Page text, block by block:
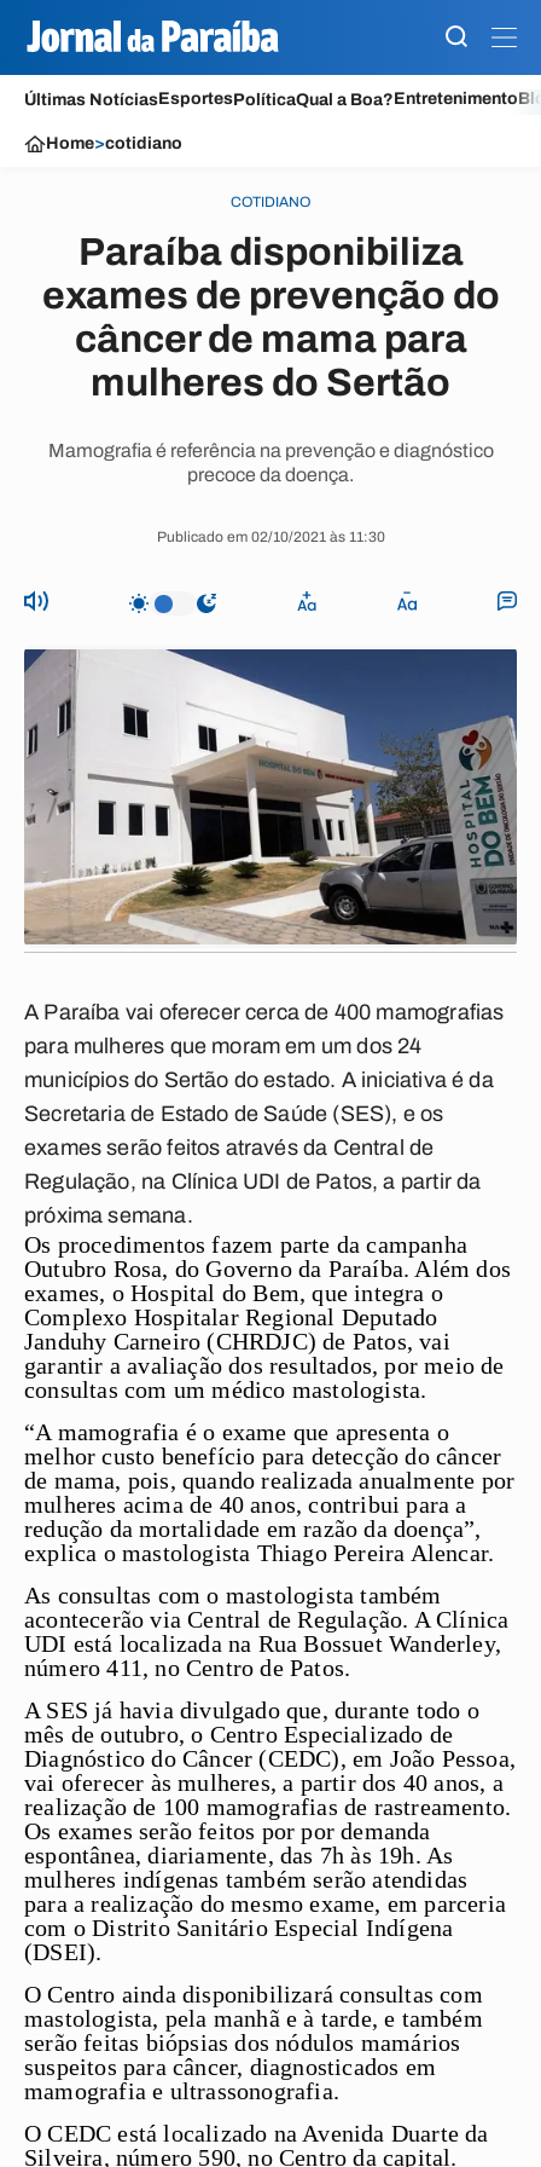
Últimas NotíciasEsportesPolíticaQual a Boa?Entretenimento
Home>cotidiano
COTIDIANO
Paraíba disponibiliza
exames de prevenção do
câncer de mama para
mulheres do Sertão
Mamografia é referência na prevenção e diagnóstico
precoce da doença.
Publicado em 02/10/2021 às 11:30
A Paraíba vai oferecer cerca de 400 mamografias
para mulheres que moram em um dos 24
municípios do Sertão do estado. A iniciativa é da
Secretaria de Estado de Saúde (SES), e os
exames serão feitos através da Central de
Regulação, na Clínica UDI de Patos, a partir da
próxima semana.
Os procedimentos fazem parte da campanha
Outubro Rosa, do Governo da Paraíba. Além dos
exames, o Hospital do Bem, que integra o
Complexo Hospitalar Regional Deputado
Janduhy Carneiro (CHRDJC) de Patos, vai
garantir a avaliação dos resultados, por meio de
consultas com um médico mastologista.
“A mamografia é o exame que apresenta o
melhor custo benefício para detecção do câncer
de mama, pois, quando realizada anualmente por
mulheres acima de 40 anos, contribui para a
redução da mortalidade em razão da doença”,
explica o mastologista Thiago Pereira Alencar.
As consultas com o mastologista também
acontecerão via Central de Regulação. A Clínica
UDI está localizada na Rua Bossuet Wanderley,
número 411, no Centro de Patos.
A SES já havia divulgado que, durante todo o
mês de outubro, o Centro Especializado de
Diagnóstico do Câncer (CEDC), em João Pessoa,
vai oferecer às mulheres, a partir dos 40 anos, a
realização de 100 mamografias de rastreamento.
Os exames serão feitos por por demanda
espontânea, diariamente, das 7h às 19h. As
mulheres indígenas também serão atendidas
para a realização do mesmo exame, em parceria
com o Distrito Sanitário Especial Indígena
(DSEI).
O Centro ainda disponibilizará consultas com
mastologista, pela manhã e à tarde, e também
serão feitas biópsias dos nódulos mamários
suspeitos para câncer, diagnosticados em
mamografia e ultrassonografia.
O CEDC está localizado na Avenida Duarte da
Silveira, número 590, no Centro da capital.